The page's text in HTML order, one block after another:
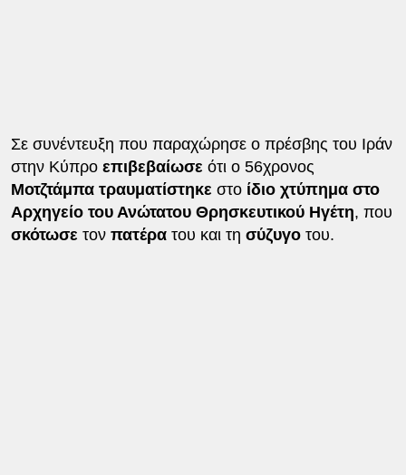
Σε συνέντευξη που παραχώρησε ο πρέσβης του Ιράν
στην Κύπρο επιβεβαίωσε ότι ο 56χρονος
Μοτζτάμπα τραυματίστηκε στο ίδιο χτύπημα στο
Αρχηγείο του Ανώτατου Θρησκευτικού Ηγέτη, που
σκότωσε τον πατέρατου και τη σύζυγο του.